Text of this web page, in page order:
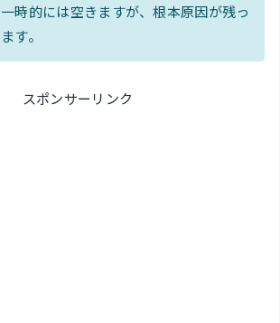
時的には空きますが、根本原因が残っ
す。
スポンサーリンク